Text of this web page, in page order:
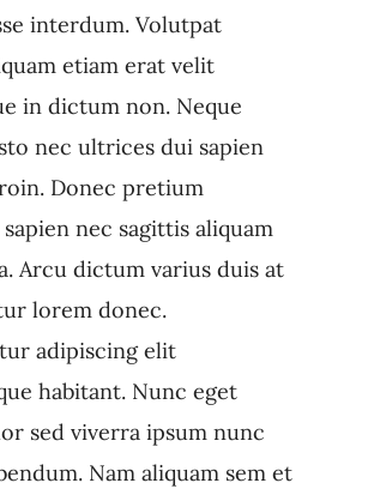
interdum. Volutpat
etiam erat velit
in dictum non. Neque
nec ultrices dui sapien
Donec pretium
nec sagittis aliquam
Arcu dictum varius duis at
lorem donec.
adipiscing elit
habitant. Nunc eget
sed viverra ipsum nunc
Nam aliquam sem et